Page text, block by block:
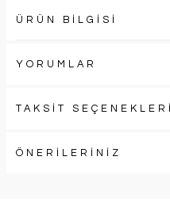
ÜRÜN BİLGİSİ
YORUMLAR
TAKSİT SEÇENEKLERİ
ÖNERİLERİNİZ